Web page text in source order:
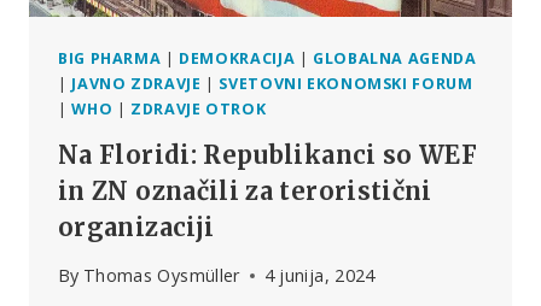
BIG PHARMA | DEMOKRACIJA | GLOBALNA AGENDA
| JAVNO ZDRAVJE | SVETOVNI EKONOMSKI FORUM
|WHO | ZDRAVJE OTROK
Na Floridi: Republikanci so WEF
in ZN označili za teroristični
organizaciji
By Thomas Oysmüller 4 junija, 2024